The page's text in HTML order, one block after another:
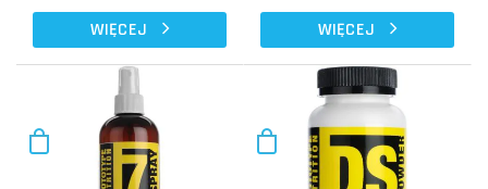
WIĘCEJ WIĘCEJ